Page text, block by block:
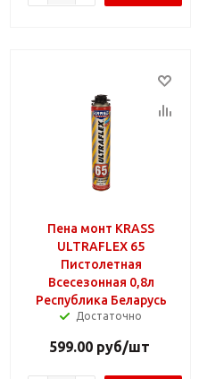
Пена монт KRASS
ULTRAFLEX 65
Пистолетная
Всесезонная 0,8л
Республика Беларусь
Достаточно
599.00руб/шт